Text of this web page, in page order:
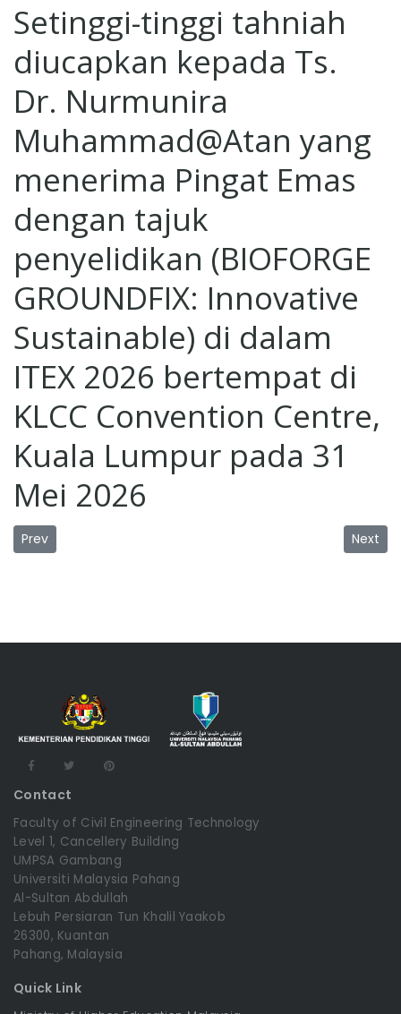
Setinggi-tinggi tahniah
diucapkan kepada Ts.
Dr. Nurmunira
Muhammad@Atan yang
menerima Pingat Emas
dengan tajuk
penyelidikan (BIOFORGE
GROUNDFIX: Innovative
Sustainable) di dalam
ITEX 2026 bertempat di
KLCC Convention Centre,
Kuala Lumpur pada 31
Mei 2026
Previous article: Kursus Kompetensi First Aider (Refresher)
Prev Next
Next
Contact
Faculty of Civil Engineering Technology
Level 1, Cancellery Building
UMPSA Gambang
Universiti Malaysia Pahang
Al-Sultan Abdullah
Lebuh Persiaran Tun Khalil Yaakob
26300, Kuantan
Pahang, Malaysia
Quick Link